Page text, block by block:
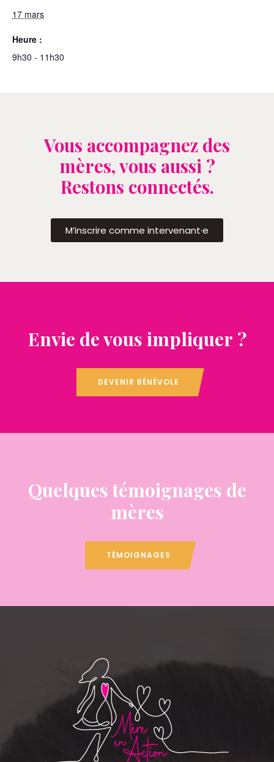
17 mars
Heure :
9h30 - 11h30
Vous accompagnez des
mères, vous aussi ?
Restons connectés.
M’inscrire comme intervenant·e
Envie de vous impliquer ?
DEVENIR BÉNÉVOLE
Quelques témoignages de
mères
TÉMOIGNAGES